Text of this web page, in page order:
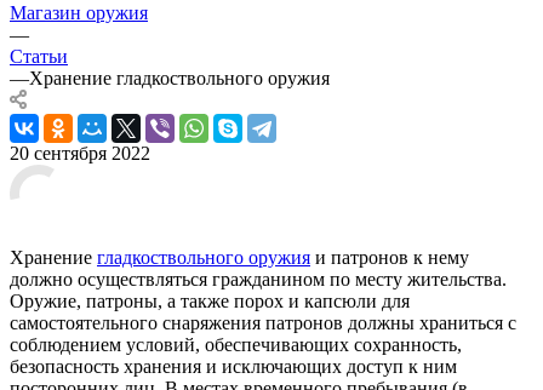
Магазин оружия
—
Статьи
—Хранение гладкоствольного оружия
20 сентября 2022
Хранение гладкоствольного оружия и патронов к нему
должно осуществляться гражданином по месту жительства.
Оружие, патроны, а также порох и капсюли для
самостоятельного снаряжения патронов должны храниться с
соблюдением условий, обеспечивающих сохранность,
безопасность хранения и исключающих доступ к ним